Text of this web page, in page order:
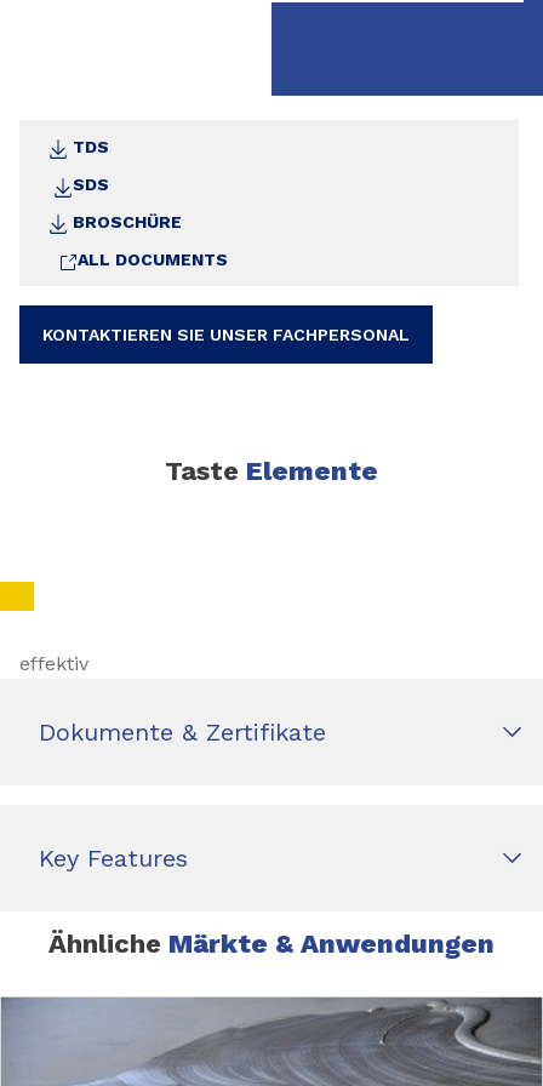
TDS
SDS
BROSCHÜRE
ALL DOCUMENTS
KONTAKTIEREN SIE UNSER FACHPERSONAL
Taste Elemente
effektiv
Dokumente & Zertifikate
Key Features
Ähnliche Märkte & Anwendungen